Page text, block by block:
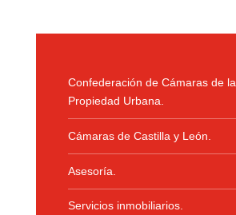
Confederación de Cámaras de la
Propiedad Urbana.
Cámaras de Castilla y León.
Asesoría.
Servicios inmobiliarios.